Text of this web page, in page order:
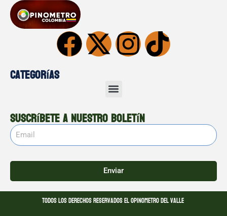
Categorías
Suscríbete a nuestro boletín
Enviar
Todos los derechos reservados El opinometro del valle